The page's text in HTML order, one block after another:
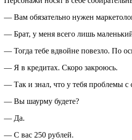
— Вам обязательно нужен
— Брат, у меня всего лишь
— Тогда тебе вдвойне повезло. По
— Я в кредитах. Скоро закроюсь.
— Так и знал, что у тебя проблемы с
— Вы шаурму будете?
— Да.
— С вас 250 рублей.